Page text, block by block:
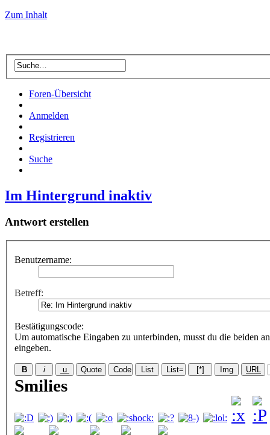
Zum Inhalt
Foren-Übersicht
Anmelden
Registrieren
Suche
Im Hintergrund inaktiv
Antwort erstellen
Benutzername:
Betreff:
Bestätigungscode:
Um automatische Eingaben zu unterbinden, musst du die beiden
eingeben.
Smilies